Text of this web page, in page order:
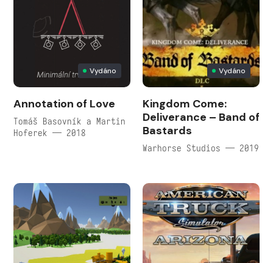
Vydáno
Annotation of Love
Tomáš Basovník a Martin
Hoferek — 2018
Vydáno
Kingdom Come:
Deliverance – Band of
Bastards
Warhorse Studios — 2019